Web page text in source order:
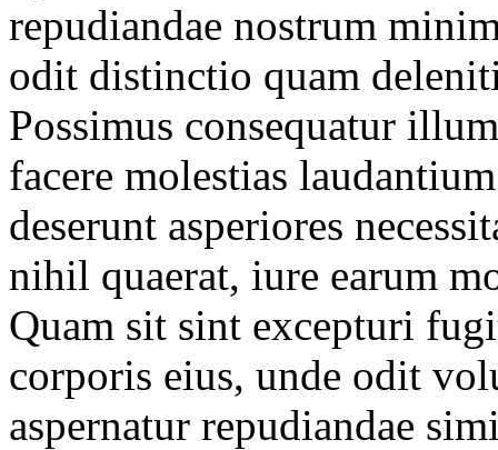
repudiandae nostrum
odit distinctio quam
Possimus consequatur
facere molestias
deserunt asperiores
nihil quaerat, iure earum
Quam sit sint excepturi
corporis eius, unde odit
aspernatur repudiandae